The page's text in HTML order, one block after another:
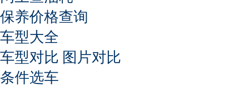
保养价格查询
车型大全
车型对比 图片对比
条件选车